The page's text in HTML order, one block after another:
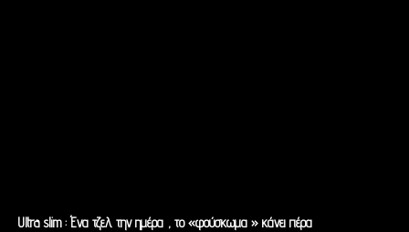
Ultra slim : Ένα τζελ την ημέρα , το «φούσκωμα » κάνει πέρα